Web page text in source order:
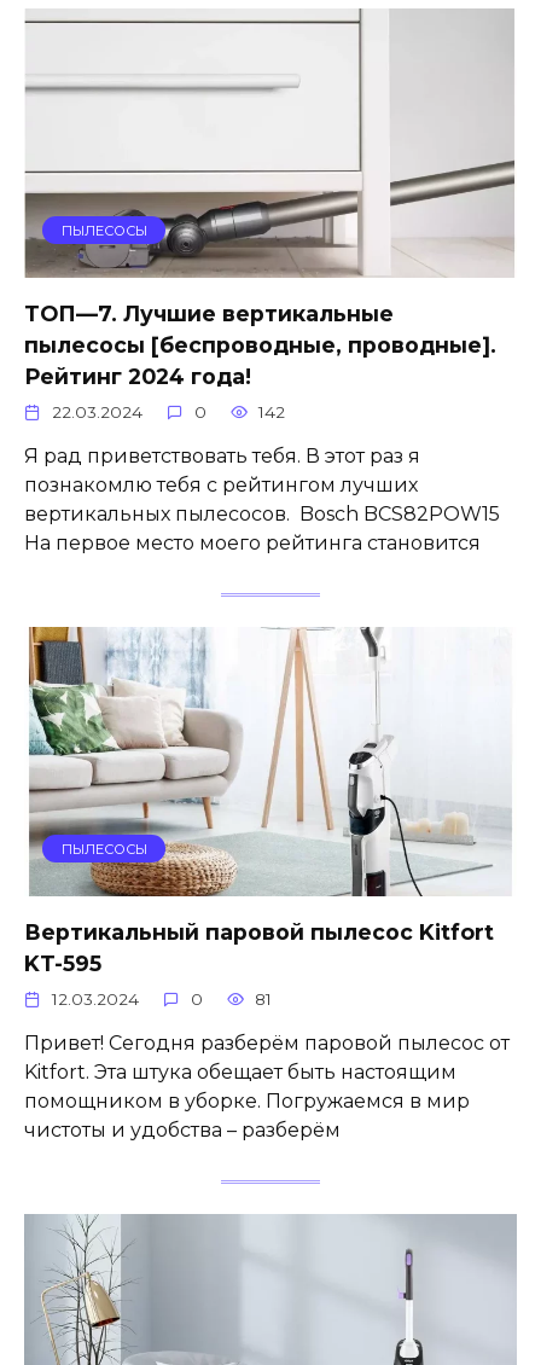
ПЫЛЕСОСЫ
ТОП—7. Лучшие вертикальные
пылесосы [беспроводные, проводные].
Рейтинг 2024 года!
22.03.2024 0 142
Я рад приветствовать тебя. В этот раз я
познакомлю тебя с рейтингом лучших
вертикальных пылесосов. Bosch BCS82POW15
На первое место моего рейтинга становится
ПЫЛЕСОСЫ
Вертикальный паровой пылесос Kitfort
KT-595
12.03.2024 0 81
Привет! Сегодня разберём паровой пылесос от
Kitfort. Эта штука обещает быть настоящим
помощником в уборке. Погружаемся в мир
чистоты и удобства – разберём